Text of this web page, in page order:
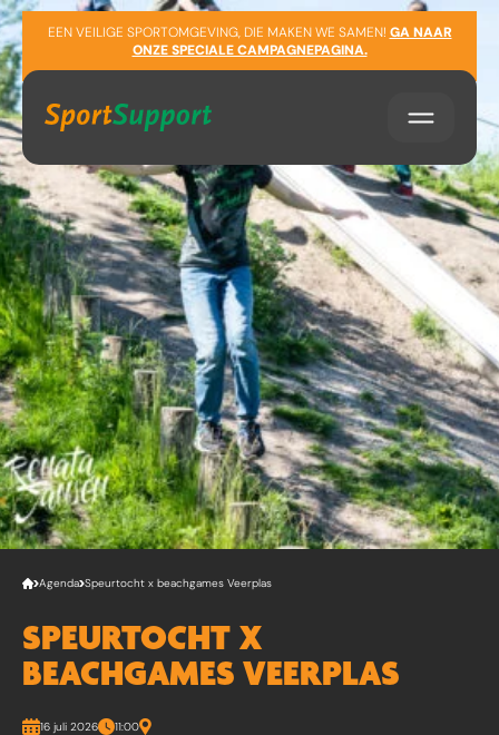
Sla navigatie over
EEN VEILIGE SPORTOMGEVING, DIE MAKEN WE SAMEN! GA NAAR
ONZE SPECIALE CAMPAGNEPAGINA.
Agenda Speurtocht x beachgames Veerplas
SPEURTOCHT X
BEACHGAMES VEERPLAS
16 juli 2026 11:00